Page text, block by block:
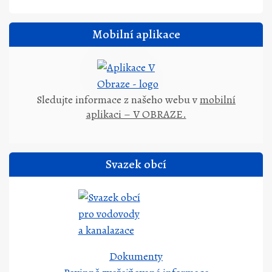
Mobilní aplikace
Sledujte informace z našeho webu vmobilní
aplikaci – V OBRAZE.
Svazek obcí
Dokumenty